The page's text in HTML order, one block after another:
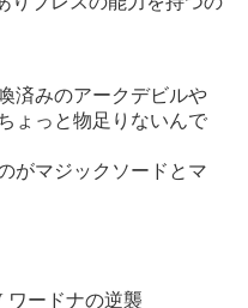
済みのアークデビルや
ょっと物足りないんで
がマジックソードとマ